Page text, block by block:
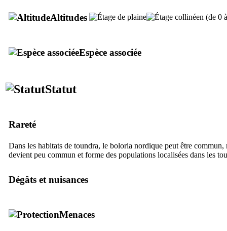
Altitudes
Espèce associée
Statut
Rareté
Dans les habitats de toundra, le boloria nordique peut être
devient peu commun et forme des populations localisées dans les
Dégâts et nuisances
Menaces